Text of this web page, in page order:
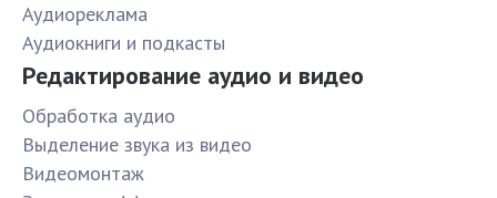
Аудиореклама
Аудиокниги и подкасты
Редактирование аудио и видео
Обработка аудио
Выделение звука из видео
Видеомонтаж